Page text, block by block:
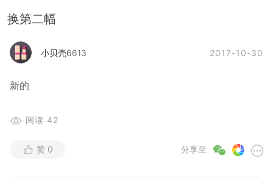
换第二幅
小贝壳6613 2017-10-30
新的
阅读 42
分享至
赞 0